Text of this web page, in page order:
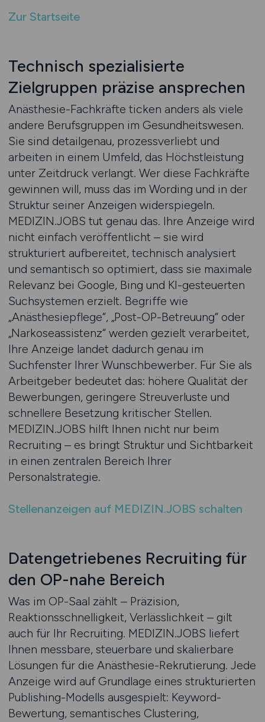
Zur Startseite
Technisch spezialisierte
Zielgruppen präzise ansprechen
Anästhesie-Fachkräfte ticken anders als viele
andere Berufsgruppen im Gesundheitswesen.
Sie sind detailgenau, prozessverliebt und
arbeiten in einem Umfeld, das Höchstleistung
unter Zeitdruck verlangt. Wer diese Fachkräfte
gewinnen will, muss das im Wording und in der
Struktur seiner Anzeigen widerspiegeln.
MEDIZIN.JOBS tut genau das. Ihre Anzeige wird
nicht einfach veröffentlicht – sie wird
strukturiert aufbereitet, technisch analysiert
und semantisch so optimiert, dass sie maximale
Relevanz bei Google, Bing und KI-gesteuerten
Suchsystemen erzielt. Begriffe wie
„Anästhesiepflege“, „Post-OP-Betreuung“ oder
„Narkoseassistenz“ werden gezielt verarbeitet,
Ihre Anzeige landet dadurch genau im
Suchfenster Ihrer Wunschbewerber. Für Sie als
Arbeitgeber bedeutet das: höhere Qualität der
Bewerbungen, geringere Streuverluste und
schnellere Besetzung kritischer Stellen.
MEDIZIN.JOBS hilft Ihnen nicht nur beim
Recruiting – es bringt Struktur und Sichtbarkeit
in einen zentralen Bereich Ihrer
Personalstrategie.
Stellenanzeigen auf MEDIZIN.JOBS schalten
Datengetriebenes Recruiting für
den OP-nahe Bereich
Was im OP-Saal zählt – Präzision,
Reaktionsschnelligkeit, Verlässlichkeit – gilt
auch für Ihr Recruiting. MEDIZIN.JOBS liefert
Ihnen messbare, steuerbare und skalierbare
Lösungen für die Anästhesie-Rekrutierung. Jede
Anzeige wird auf Grundlage eines strukturierten
Publishing-Modells ausgespielt: Keyword-
Bewertung, semantisches Clustering,